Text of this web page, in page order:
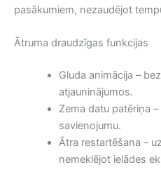
pasākumiem, nezaudējot
Ātruma draudzīgas funkcijas
Gluda animācija –
atjauninājumos.
Zema datu patēriņa
savienojumu.
Ātra restartēšana –
nemeklējot ielādes